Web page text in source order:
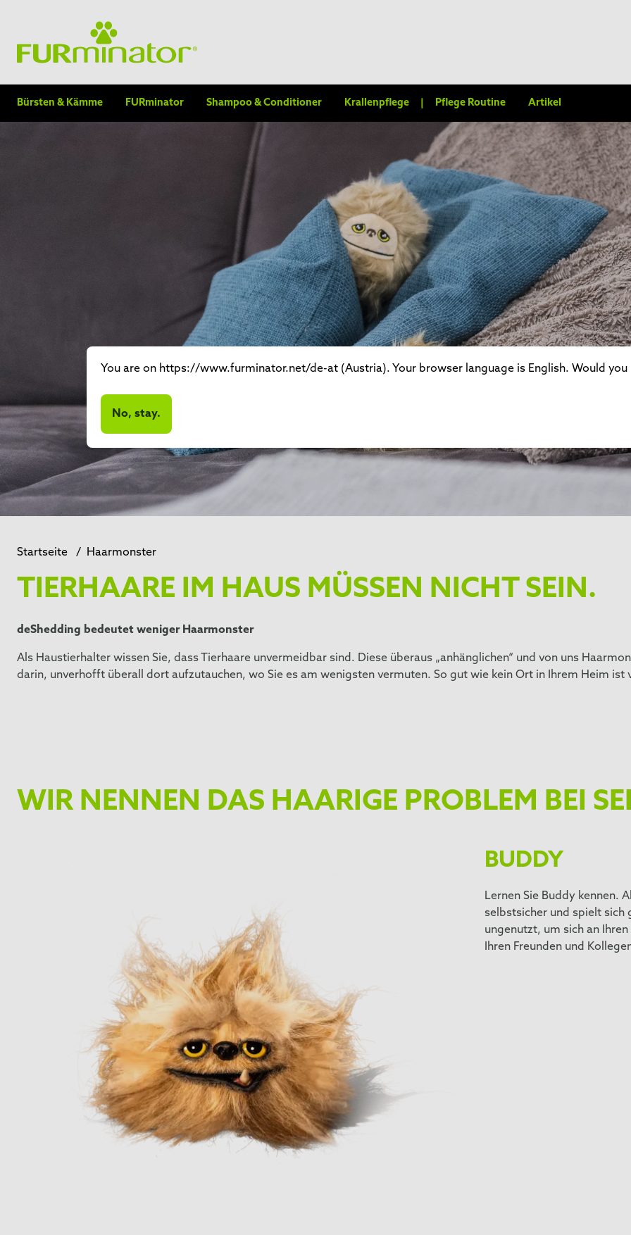
Bürsten & Kämme FURminator Shampoo & Conditioner Krallenpflege Pflege Routine Artikel
Startseite / Haarmonster
TIERHAARE IM HAUS MÜSSEN NICHT SEIN.
deShedding bedeutet weniger Haarmonster
Als Haustierhalter wissen Sie, dass Tierhaare unvermeidbar sind. Diese überaus „anhänglichen“ und von uns
darin, unverhofft überall dort aufzutauchen, wo Sie es am wenigsten vermuten. So gut wie kein Ort in Ihrem Heim ist
WIR NENNEN DAS HAARIGE PROBLEM BEI
BUDDY
Lernen Sie Buddy kennen.
selbstsicher und spielt sich
ungenutzt, um sich an
Ihren Freunden und
You are on https://www.furminator.net/de-at (Austria). Your browser language is English. Would
No, stay.